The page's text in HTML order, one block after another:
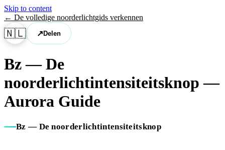
Skip to content
← De volledige noorderlicht­gids verkennen
🇳🇱 ↗Delen
Bz — De
noorderlichtintensiteitsknop —
Aurora Guide
Bz — De noorderlichtintensiteitsknop